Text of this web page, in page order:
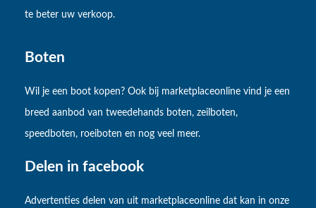
te beter uw verkoop.
Boten
Wil je een boot kopen? Ook bij marketplaceonline vind je een
breed aanbod van tweedehands boten, zeilboten,
speedboten, roeiboten en nog veel meer.
Delen in facebook
Advertenties delen van uit marketplaceonline dat kan in onze